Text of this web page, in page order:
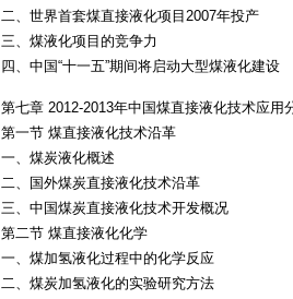
二、世界首套煤直接液化项目2007年投产
三、煤液化项目的竞争力
四、中国“十一五”期间将启动大型煤液化建设
第七章 2012-2013年中国煤直接液化技术应用
第一节 煤直接液化技术沿革
一、煤炭液化概述
二、国外煤炭直接液化技术沿革
三、中国煤炭直接液化技术开发概况
第二节 煤直接液化化学
一、煤加氢液化过程中的化学反应
二、煤炭加氢液化的实验研究方法